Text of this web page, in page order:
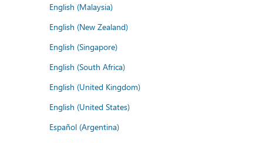
English (Malaysia)
English (New Zealand)
English (Singapore)
English (South Africa)
English (United Kingdom)
English (United States)
Español (Argentina)